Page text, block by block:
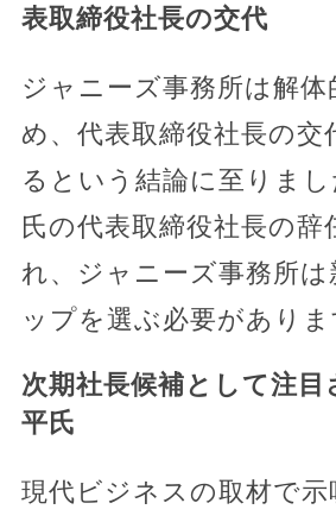
表取締役社長の交代
ジャニーズ事務所は解体
め、代表取締役社長の交
るという結論に至りま
氏の代表取締役社長の辞
れ、ジャニーズ事務所は
ップを選ぶ必要がありま
次期社長候補として注目
平氏
現代ビジネスの取材で示